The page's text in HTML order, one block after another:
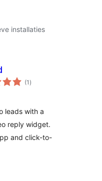
installaties
(1 totaal
waarderingen
)
leads with a
reply widget.
and click-to-